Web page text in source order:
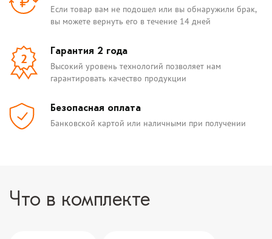
Если товар вам не подошел или вы обнаружили брак,
вы можете вернуть его в течение 14 дней
2 Гарантия 2 года
Высокий уровень технологий позволяет нам
гарантировать качество продукции
Безопасная оплата
Банковской картой или наличными при получении
Что в комплекте